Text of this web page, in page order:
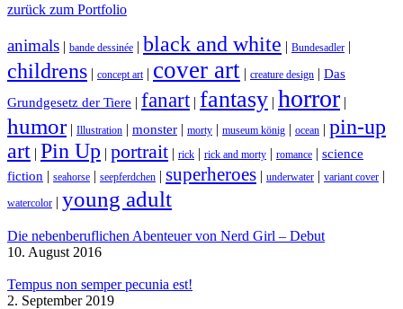
zurück zum Portfolio
animals | bande dessinée | black and white | Bundesadler |
childrens | concept art | cover art | creature design | Das
Grundgesetz der Tiere | fanart | fantasy | horror |
humor| Illustration | monster | morty | museum könig | ocean | pin-up
art | Pin Up | portrait | rick | rick and morty | romance | science
fiction | seahorse | seepferdchen | superheroes | underwater | variant cover |
watercolor | young adult
Die nebenberuflichen Abenteuer von Nerd Girl – Debut
10. August 2016
Tempus non semper pecunia est!
2. September 2019